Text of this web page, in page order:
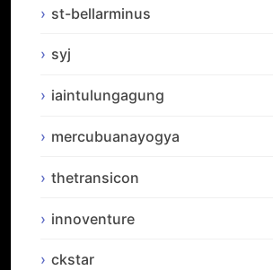
st-bellarminus
syj
iaintulungagung
mercubuanayogya
thetransicon
innoventure
ckstar